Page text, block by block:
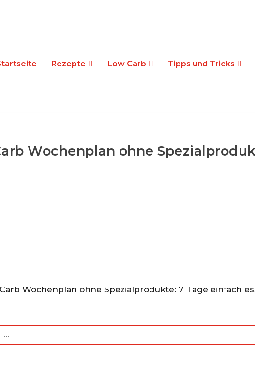
Rezepte Low Carb Tipps und Tricks
Wochenplan ohne
Wochenplan ohne Spezialprodukte: 7 Tage einfach